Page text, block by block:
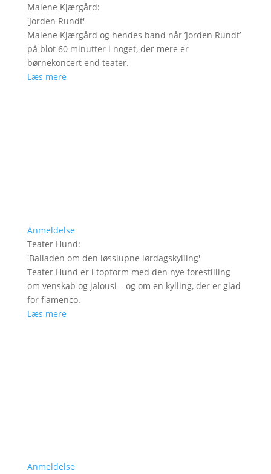
Malene Kjærgård:
'Jorden Rundt'
Malene Kjærgård og hendes band når ’Jorden Rundt’
på blot 60 minutter i noget, der mere er
børnekoncert end teater.
Læs mere
Anmeldelse
Teater Hund:
'Balladen om den løsslupne lørdagskylling'
Teater Hund er i topform med den nye forestilling
om venskab og jalousi – og om en kylling, der er glad
for flamenco.
Læs mere
Anmeldelse